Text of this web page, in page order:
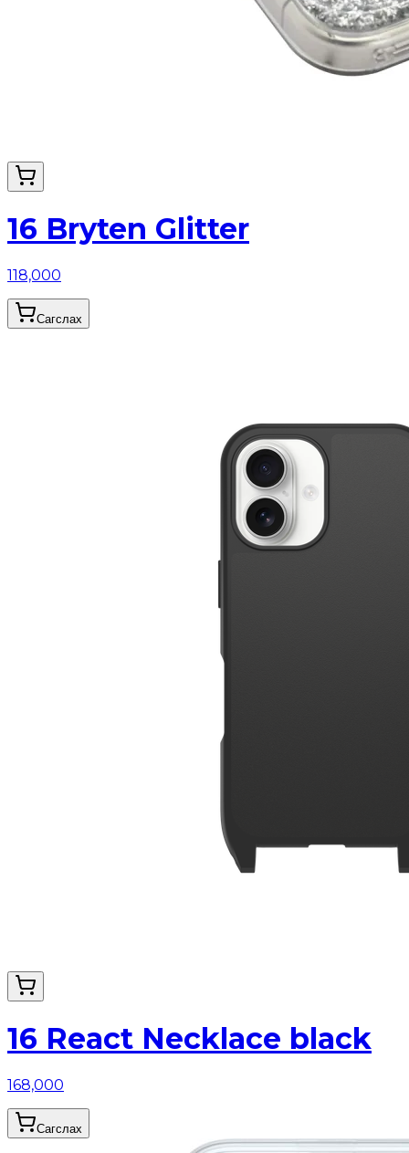
16 Bryten Glitter
118,000
Сагслах
16 React Necklace black
168,000
Сагслах